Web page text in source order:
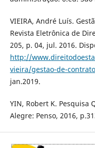
VIEIRA, André Luís.
Revista Eletrônica de
205, p. 04, jul. 2016.
http://
vieira/gestao-de-
jan.2019.
YIN, Robert K. Pesquisa
Alegre: Penso, 2016,